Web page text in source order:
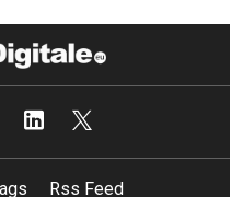
Rss Feed